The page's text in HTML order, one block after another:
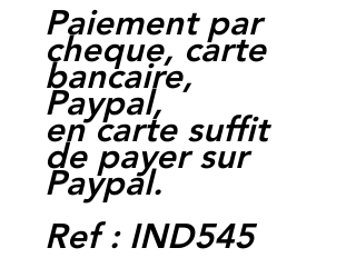
Paiement par
cheque, carte
bancaire,
Paypal,
en carte suffit
de payer sur
Paypal.
Ref : IND545